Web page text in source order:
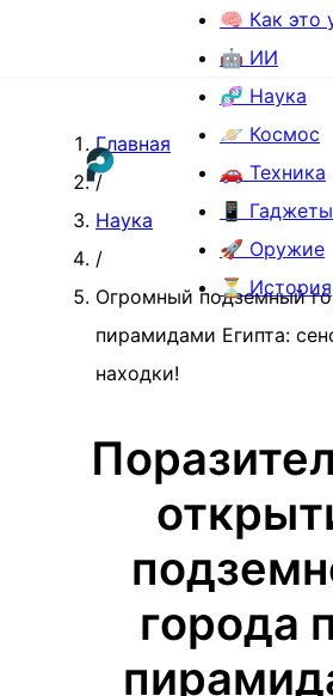
🧠 Как это
🤖 ИИ
🧬 Наука
🪐 Космос
🚗 Техника
📱 Гаджеты
🚀 Оружие
⏳ История
Главная
/
Наука
/
Огромный подземный
пирамидами Египта:
находки!
города